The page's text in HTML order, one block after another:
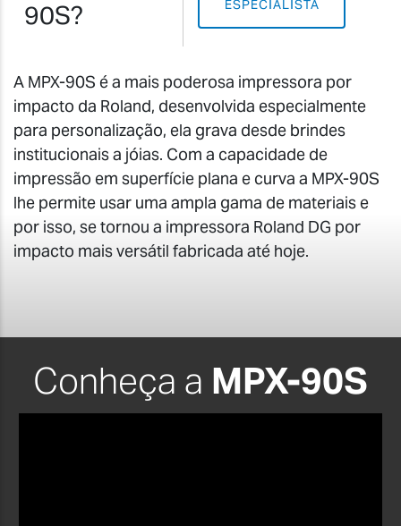
90S?
ESPECIALISTA
A MPX-90S é a mais poderosa impressora por
impacto da Roland, desenvolvida especialmente
para personalização, ela grava desde brindes
institucionais a jóias. Com a capacidade de
impressão em superfície plana e curva a MPX-90S
lhe permite usar uma ampla gama de materiais e
por isso, se tornou a impressora Roland DG por
impacto mais versátil fabricada até hoje.
Conheça a MPX-90S